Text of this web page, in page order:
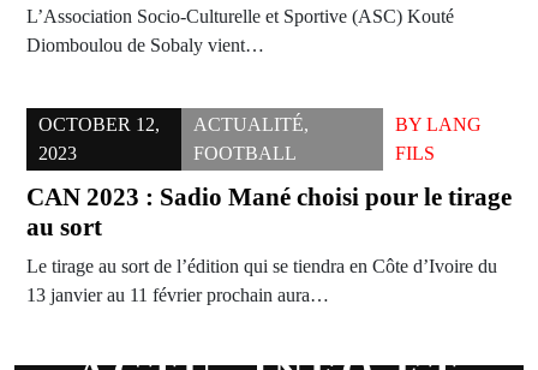
L’Association Socio-Culturelle et Sportive (ASC) Kouté
Diomboulou de Sobaly vient…
OCTOBER 12,
2023
ACTUALITÉ,
FOOTBALL
BYLANG
FILS
CAN 2023 : Sadio Mané choisi pour le tirage
au sort
Le tirage au sort de l’édition qui se tiendra en Côte d’Ivoire du
13 janvier au 11 février prochain aura…